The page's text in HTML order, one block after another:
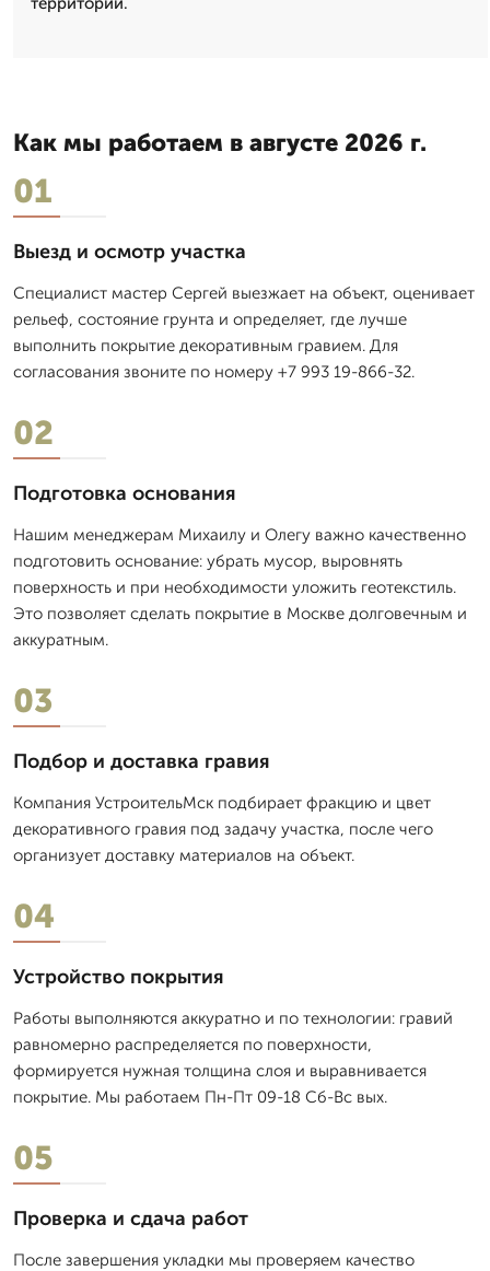
Как мы работаем в августе 2026 г.
01
Выезд и осмотр участка
Специалист мастер Сергей выезжает на объект, оценивает
рельеф, состояние грунта и определяет, где лучше
выполнить покрытие декоративным гравием. Для
согласования звоните по номеру +7 993 19-866-32.
02
Подготовка основания
Нашим менеджерам Михаилу и Олегу важно качественно
подготовить основание: убрать мусор, выровнять
поверхность и при необходимости уложить геотекстиль.
Это позволяет сделать покрытие в Москве долговечным и
аккуратным.
03
Подбор и доставка гравия
Компания УстроительМск подбирает фракцию и цвет
декоративного гравия под задачу участка, после чего
организует доставку материалов на объект.
04
Устройство покрытия
Работы выполняются аккуратно и по технологии: гравий
равномерно распределяется по поверхности,
формируется нужная толщина слоя и выравнивается
покрытие. Мы работаем Пн-Пт 09-18 Сб-Вс вых.
05
Проверка и сдача работ
После завершения укладки мы проверяем качество